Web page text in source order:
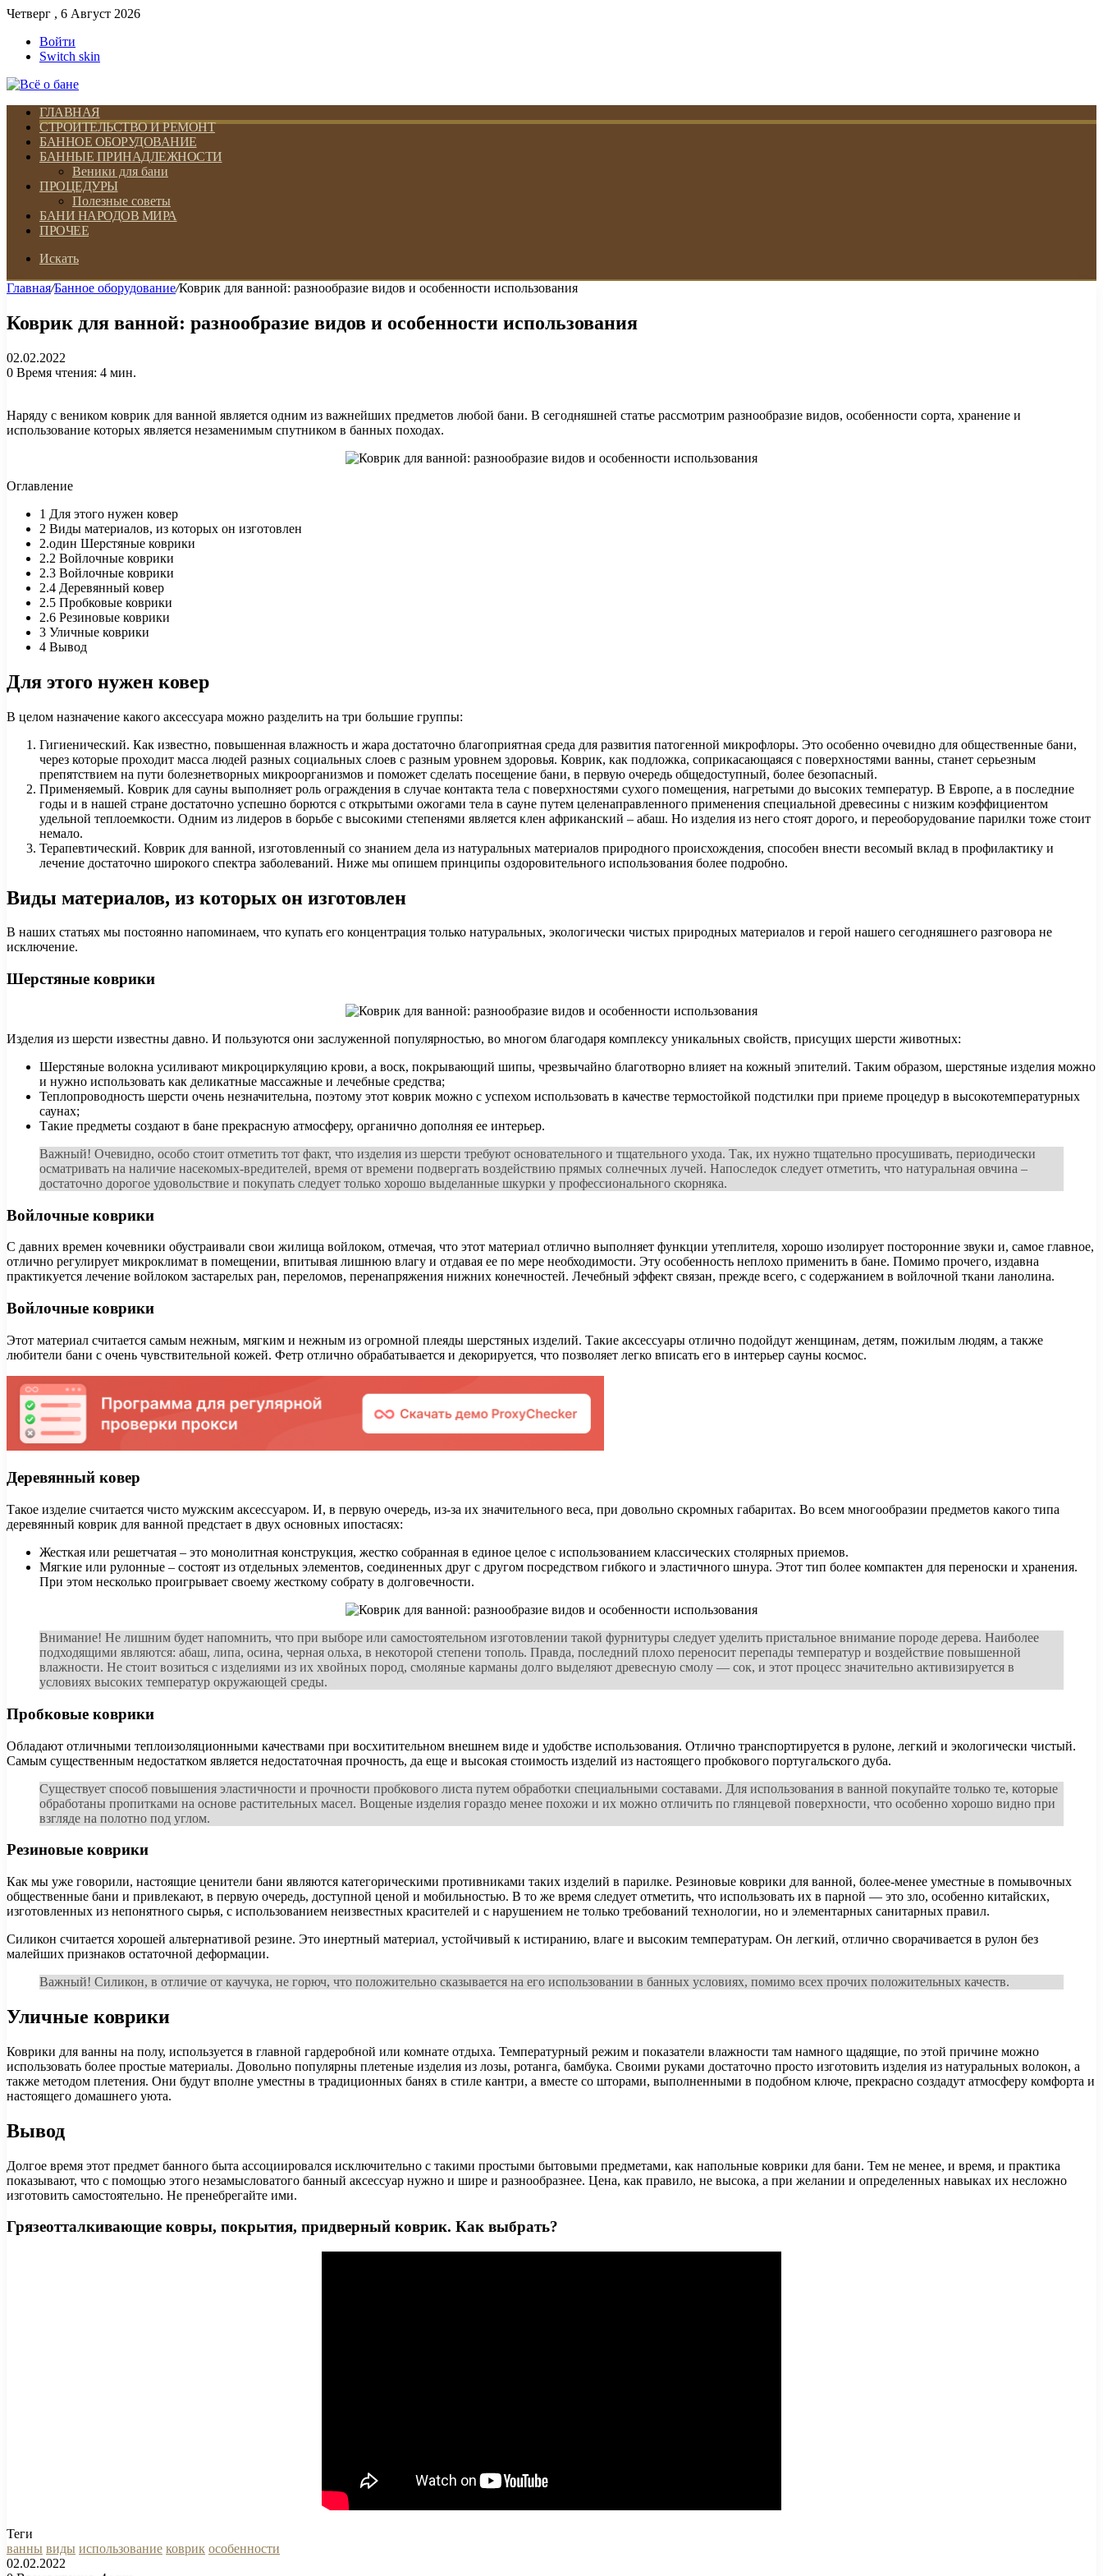
Четверг , 6 Август 2026
Войти
Switch skin
ГЛАВНАЯ
СТРОИТЕЛЬСТВО И РЕМОНТ
БАННОЕ ОБОРУДОВАНИЕ
БАННЫЕ ПРИНАДЛЕЖНОСТИ
Веники для бани
ПРОЦЕДУРЫ
Полезные советы
БАНИ НАРОДОВ МИРА
ПРОЧЕЕ
Искать
Главная/Банное оборудование/Коврик для ванной: разнообразие видов и особенности использования
Коврик для ванной: разнообразие видов и особенности использования
02.02.2022
0 Время чтения: 4 мин.
Наряду с веником коврик для ванной является одним из важнейших предметов любой бани. В сегодняшней статье рассмотрим разнообразие видов, особенности сорта, хранение и
использование которых является незаменимым спутником в банных походах.
Оглавление
1 Для этого нужен ковер
2 Виды материалов, из которых он изготовлен
2.один Шерстяные коврики
2.2 Войлочные коврики
2.3 Войлочные коврики
2.4 Деревянный ковер
2.5 Пробковые коврики
2.6 Резиновые коврики
3 Уличные коврики
4 Вывод
Для этого нужен ковер
В целом назначение какого аксессуара можно разделить на три большие группы:
Гигиенический. Как известно, повышенная влажность и жара достаточно благоприятная среда для развития патогенной микрофлоры. Это особенно очевидно для общественные бани,
через которые проходит масса людей разных социальных слоев с разным уровнем здоровья. Коврик, как подложка, соприкасающаяся с поверхностями ванны, станет серьезным
препятствием на пути болезнетворных микроорганизмов и поможет сделать посещение бани, в первую очередь общедоступный, более безопасный.
Применяемый. Коврик для сауны выполняет роль ограждения в случае контакта тела с поверхностями сухого помещения, нагретыми до высоких температур. В Европе, а в последние
годы и в нашей стране достаточно успешно борются с открытыми ожогами тела в сауне путем целенаправленного применения специальной древесины с низким коэффициентом
удельной теплоемкости. Одним из лидеров в борьбе с высокими степенями является клен африканский – абаш. Но изделия из него стоят дорого, и переоборудование парилки тоже стоит
немало.
Терапевтический. Коврик для ванной, изготовленный со знанием дела из натуральных материалов природного происхождения, способен внести весомый вклад в профилактику и
лечение достаточно широкого спектра заболеваний. Ниже мы опишем принципы оздоровительного использования более подробно.
Виды материалов, из которых он изготовлен
В наших статьях мы постоянно напоминаем, что купать его концентрация только натуральных, экологически чистых природных материалов и герой нашего сегодняшнего разговора не
исключение.
Шерстяные коврики
Изделия из шерсти известны давно. И пользуются они заслуженной популярностью, во многом благодаря комплексу уникальных свойств, присущих шерсти животных:
Шерстяные волокна усиливают микроциркуляцию крови, а воск, покрывающий шипы, чрезвычайно благотворно влияет на кожный эпителий. Таким образом, шерстяные изделия можно
и нужно использовать как деликатные массажные и лечебные средства;
Теплопроводность шерсти очень незначительна, поэтому этот коврик можно с успехом использовать в качестве термостойкой подстилки при приеме процедур в высокотемпературных
саунах;
Такие предметы создают в бане прекрасную атмосферу, органично дополняя ее интерьер.
Важный! Очевидно, особо стоит отметить тот факт, что изделия из шерсти требуют основательного и тщательного ухода. Так, их нужно тщательно просушивать, периодически
осматривать на наличие насекомых-вредителей, время от времени подвергать воздействию прямых солнечных лучей. Напоследок следует отметить, что натуральная овчина –
достаточно дорогое удовольствие и покупать следует только хорошо выделанные шкурки у профессионального скорняка.
Войлочные коврики
С давних времен кочевники обустраивали свои жилища войлоком, отмечая, что этот материал отлично выполняет функции утеплителя, хорошо изолирует посторонние звуки и, самое главное,
отлично регулирует микроклимат в помещении, впитывая лишнюю влагу и отдавая ее по мере необходимости. Эту особенность неплохо применить в бане. Помимо прочего, издавна
практикуется лечение войлоком застарелых ран, переломов, перенапряжения нижних конечностей. Лечебный эффект связан, прежде всего, с содержанием в войлочной ткани ланолина.
Войлочные коврики
Этот материал считается самым нежным, мягким и нежным из огромной плеяды шерстяных изделий. Такие аксессуары отлично подойдут женщинам, детям, пожилым людям, а также
любители бани с очень чувствительной кожей. Фетр отлично обрабатывается и декорируется, что позволяет легко вписать его в интерьер сауны космос.
Деревянный ковер
Такое изделие считается чисто мужским аксессуаром. И, в первую очередь, из-за их значительного веса, при довольно скромных габаритах. Во всем многообразии предметов какого типа
деревянный коврик для ванной предстает в двух основных ипостасях:
Жесткая или решетчатая – это монолитная конструкция, жестко собранная в единое целое с использованием классических столярных приемов.
Мягкие или рулонные – состоят из отдельных элементов, соединенных друг с другом посредством гибкого и эластичного шнура. Этот тип более компактен для переноски и хранения.
При этом несколько проигрывает своему жесткому собрату в долговечности.
Внимание! Не лишним будет напомнить, что при выборе или самостоятельном изготовлении такой фурнитуры следует уделить пристальное внимание породе дерева. Наиболее
подходящими являются: абаш, липа, осина, черная ольха, в некоторой степени тополь. Правда, последний плохо переносит перепады температур и воздействие повышенной
влажности. Не стоит возиться с изделиями из их хвойных пород, смоляные карманы долго выделяют древесную смолу — сок, и этот процесс значительно активизируется в
условиях высоких температур окружающей среды.
Пробковые коврики
Обладают отличными теплоизоляционными качествами при восхитительном внешнем виде и удобстве использования. Отлично транспортируется в рулоне, легкий и экологически чистый.
Самым существенным недостатком является недостаточная прочность, да еще и высокая стоимость изделий из настоящего пробкового португальского дуба.
Существует способ повышения эластичности и прочности пробкового листа путем обработки специальными составами. Для использования в ванной покупайте только те, которые
обработаны пропитками на основе растительных масел. Вощеные изделия гораздо менее похожи и их можно отличить по глянцевой поверхности, что особенно хорошо видно при
взгляде на полотно под углом.
Резиновые коврики
Как мы уже говорили, настоящие ценители бани являются категорическими противниками таких изделий в парилке. Резиновые коврики для ванной, более-менее уместные в помывочных
общественные бани и привлекают, в первую очередь, доступной ценой и мобильностью. В то же время следует отметить, что использовать их в парной — это зло, особенно китайских,
изготовленных из непонятного сырья, с использованием неизвестных красителей и с нарушением не только требований технологии, но и элементарных санитарных правил.
Силикон считается хорошей альтернативой резине. Это инертный материал, устойчивый к истиранию, влаге и высоким температурам. Он легкий, отлично сворачивается в рулон без
малейших признаков остаточной деформации.
Важный! Силикон, в отличие от каучука, не горюч, что положительно сказывается на его использовании в банных условиях, помимо всех прочих положительных качеств.
Уличные коврики
Коврики для ванны на полу, используется в главной гардеробной или комнате отдыха. Температурный режим и показатели влажности там намного щадящие, по этой причине можно
использовать более простые материалы. Довольно популярны плетеные изделия из лозы, ротанга, бамбука. Своими руками достаточно просто изготовить изделия из натуральных волокон, а
также методом плетения. Они будут вполне уместны в традиционных банях в стиле кантри, а вместе со шторами, выполненными в подобном ключе, прекрасно создадут атмосферу комфорта и
настоящего домашнего уюта.
Вывод
Долгое время этот предмет банного быта ассоциировался исключительно с такими простыми бытовыми предметами, как напольные коврики для бани. Тем не менее, и время, и практика
показывают, что с помощью этого незамысловатого банный аксессуар нужно и шире и разнообразнее. Цена, как правило, не высока, а при желании и определенных навыках их несложно
изготовить самостоятельно. Не пренебрегайте ими.
Грязеотталкивающие ковры, покрытия, придверный коврик. Как выбрать?
Теги
ванны виды использование коврик особенности
02.02.2022